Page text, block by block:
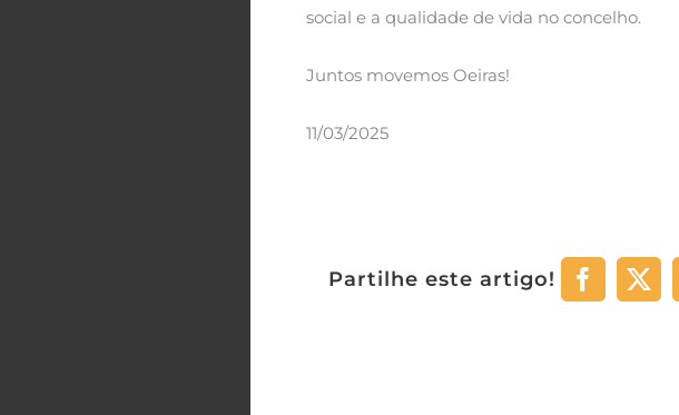
social e a qualidade de vida no concelho.
Juntos movemos Oeiras!
11/03/2025
Partilhe este artigo!